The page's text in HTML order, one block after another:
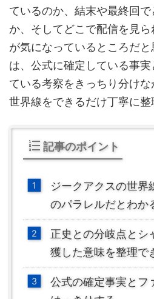
ているのか、結末や最終回
か、そしてどこで配信を見
が気になっているところだ
は、公式に確定している事
ている考察をきっちり分け
世界線をできるだけ丁寧に整
記事のポイント
ジークアクスの世
のパラレルだとわか
正史との分岐点とシ
獲した意味を整理で
公式の確定事実とフ